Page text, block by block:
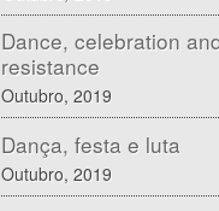
Dance, celebration
resistance
Outubro, 2019
Dança, festa e luta
Outubro, 2019